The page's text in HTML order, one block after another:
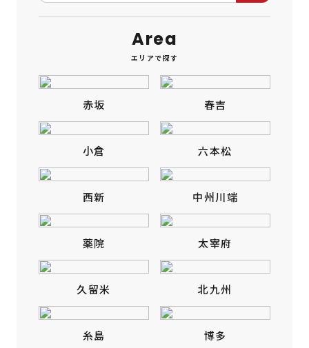
Area
エリアで探す
赤坂 春吉
小倉 六本松
西新 中州川端
薬院 太宰府
久留米 北九州
糸島 博多